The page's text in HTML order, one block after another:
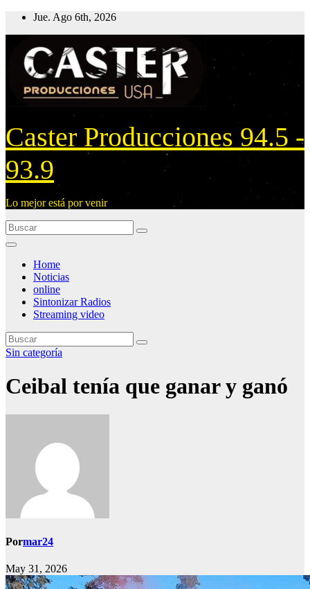
Jue. Ago 6th, 2026
Caster Producciones 94.5 -
93.9
Lo mejor está por venir
Home
Noticias
online
Sintonizar Radios
Streaming video
Sin categoría
Ceibal tenía que ganar y ganó
Pormar24
May 31, 2026